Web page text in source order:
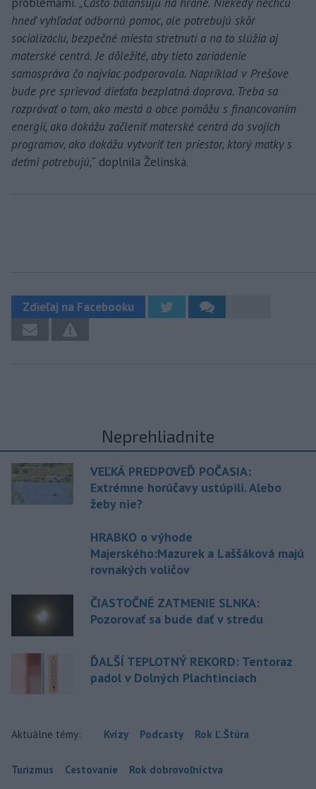
hneď vyhľadať odbornú pomoc, ale potrebujú skôr
socializáciu, bezpečné miesta stretnutí a na to slúžia aj
materské centrá. Je dôležité, aby tieto zariadenie
samospráva čo najviac podporovala. Napríklad v Prešove
bude pre sprievod dieťaťa bezplatná doprava. Treba sa
rozprávať o tom, ako mestá a obce pomôžu s financovaním
energií, ako dokážu začleniť materské centrá do svojich
programov, ako dokážu vytvoriť ten priestor, ktorý matky s
deťmi potrebujú,“ doplnila Želinská.
Zdieľaj na Facebooku
Neprehliadnite
VEĽKÁ PREDPOVEĎ POČASIA:
Extrémne horúčavy ustúpili. Alebo
žeby nie?
HRABKO o výhode
Majerského:Mazurek a Laššáková majú
rovnakých voličov
ČIASTOČNÉ ZATMENIE SLNKA:
Pozorovať sa bude dať v stredu
ĎALŠÍ TEPLOTNÝ REKORD: Tentoraz
padol v Dolných Plachtinciach
Aktuálne témy: Kvízy Podcasty Rok Ľ.Štúra
Turizmus Cestovanie Rok dobrovoľníctva